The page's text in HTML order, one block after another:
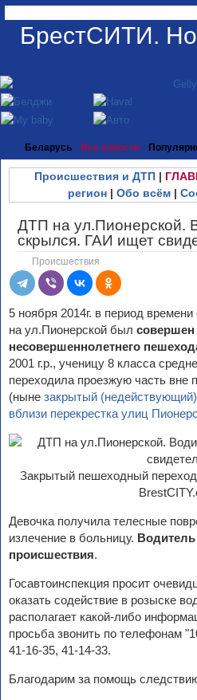
БрестСИТИ.
Беларусь Все новости
Происшествия и ДТП|
регион | Обо всём |
ДТП на ул.Пионерской.
скрылся. ГАИ ищет
Происшествия
5 ноября 2014г. в период
на ул.Пионерской был совершен
несовершеннолетнего
2001 г.р., ученицу 8 класса
переходила проезжую часть вне
(ныне закрытый
вблизи перекрестка улиц
Закрытый пешеходный
Девочка получила телесные
излечение в больницу. Водитель
происшествия.
Госавтоинспекция просит
оказать содействие в розыске
располагает какой-либо
просьба звонить по телефонам
41-16-35, 41-14-33.
Благодарим за помощь